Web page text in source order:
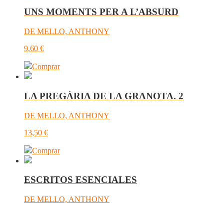
UNS MOMENTS PER A L’ABSURD
DE MELLO, ANTHONY
9,60 €
Comprar
LA PREGÀRIA DE LA GRANOTA. 2
DE MELLO, ANTHONY
13,50 €
Comprar
ESCRITOS ESENCIALES
DE MELLO, ANTHONY